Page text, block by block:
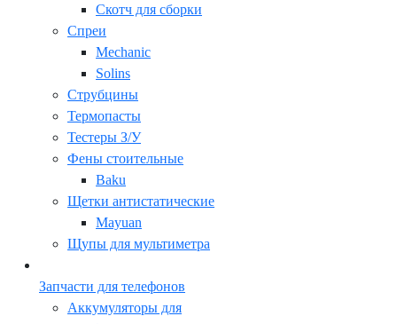
Скотч для сборки
Спреи
Mechanic
Solins
Струбцины
Термопасты
Тестеры З/У
Фены стоительные
Baku
Щетки антистатические
Mayuan
Щупы для мультиметра
Запчасти для телефонов
Аккумуляторы для